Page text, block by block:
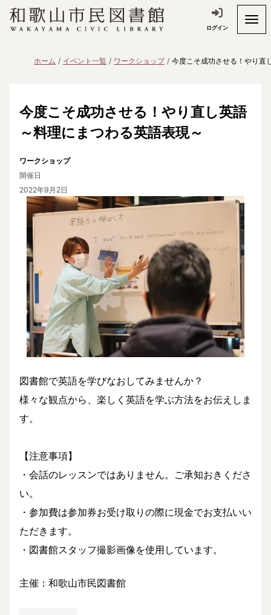
ログイン
ホーム イベント一覧 ワークショップ 今度こそ成功させる！やり直
今度こそ成功させる！やり直し英語
～料理にまつわる英語表現～
ワークショップ
開催日
2022年9月2日
図書館で英語を学びなおしてみませんか？
様々な観点から、楽しく英語を学ぶ方法をお伝えしま
す。
【注意事項】
・会話のレッスンではありません。ご承知おきくださ
い。
・参加費は参加券お受け取りの際に現金でお支払いい
ただきます。
・図書館スタッフ撮影画像を使用しています。
主催：和歌山市民図書館